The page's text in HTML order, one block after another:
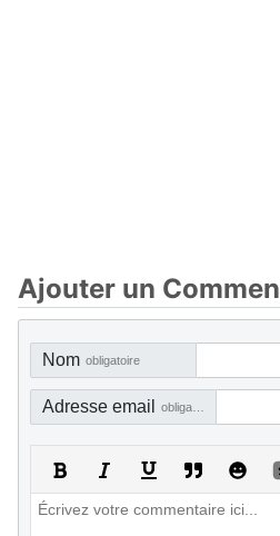
Ajouter un
Nom obligatoire
Adresse email